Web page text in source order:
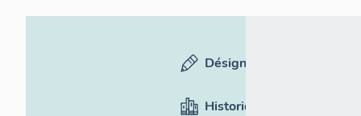
Désignation
Historique